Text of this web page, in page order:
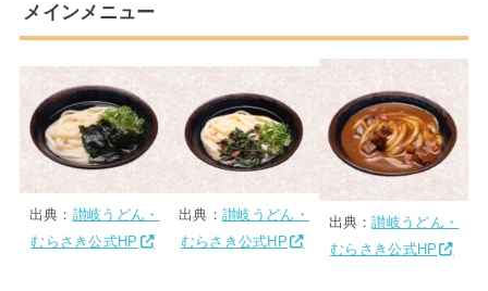
メインメニュー
出典： 讃岐うどん・
むらさき公式HP
出典：讃岐うどん・
むらさき公式HP
出典：讃岐うどん・
むらさき公式HP